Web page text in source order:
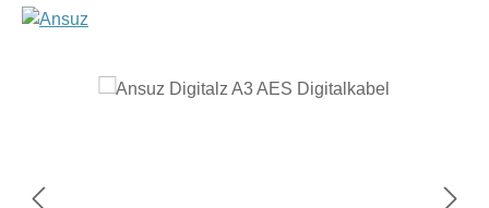
Bildergalerie überspringen